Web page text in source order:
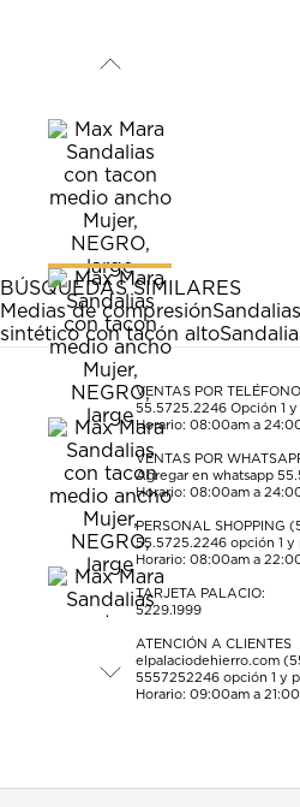
BÚSQUEDAS SIMILARES
Medias de compresión
sintético con tacón alto
VENTAS POR
55.5725.2246 Opción 1
Horario: 08:00am a
VENTAS POR
Agregar en whatsapp
Horario: 08:00am a
PERSONAL SHOPPING
55.5725.2246 opción 1 y
Horario: 08:00am a
TARJETA PALACIO:
5229.1999
ATENCIÓN A CLIENTES
elpalaciodehierro.com
5557252246 opción 1 y
Horario: 09:00am a